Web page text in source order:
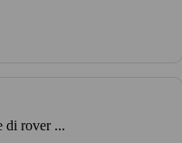
di rover ...